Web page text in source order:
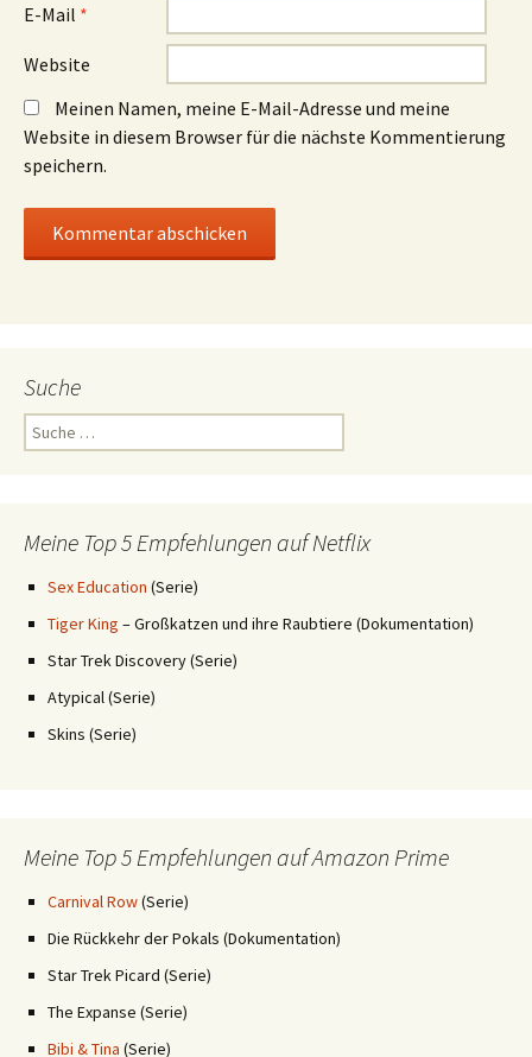
E-Mail *
Website
Meinen Namen, meine E-Mail-Adresse und meine
Website in diesem Browser für die nächste Kommentierung
speichern.
Suche
Suche
nach:
Meine Top 5 Empfehlungen auf Netflix
Sex Education (Serie)
Tiger King – Großkatzen und ihre Raubtiere (Dokumentation)
Star Trek Discovery (Serie)
Atypical (Serie)
Skins (Serie)
Meine Top 5 Empfehlungen auf Amazon Prime
Carnival Row(Serie)
Die Rückkehr der Pokals (Dokumentation)
Star Trek Picard (Serie)
The Expanse (Serie)
Bibi & Tina (Serie)